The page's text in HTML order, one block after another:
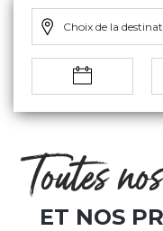
Choix de la
Toutes
ET NOS